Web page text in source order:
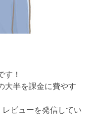
す！
大半を課金に費やす
ビューを発信してい